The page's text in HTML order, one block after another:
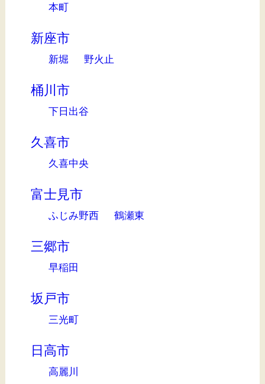
本町
新座市
新堀 野火止
桶川市
下日出谷
久喜市
久喜中央
富士見市
ふじみ野西 鶴瀬東
三郷市
早稲田
坂戸市
三光町
日高市
高麗川